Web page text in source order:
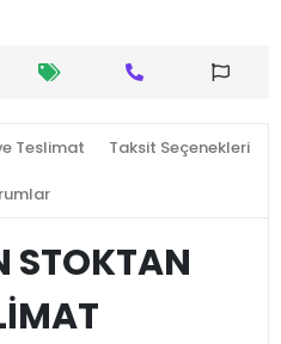
Teslimat Taksit Seçenekleri
STOKTAN